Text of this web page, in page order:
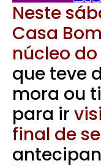
Neste
Casa
núcleo
que teve
mora ou
para ir
final de